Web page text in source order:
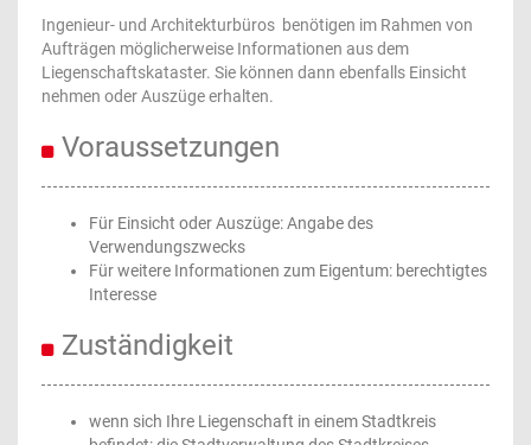
Ingenieur- und Architekturbüros benötigen im Rahmen von
Aufträgen möglicherweise Informationen aus dem
Liegenschaftskataster. Sie können dann ebenfalls Einsicht
nehmen oder Auszüge erhalten.
Voraussetzungen
Für Einsicht oder Auszüge: Angabe des
Verwendungszwecks
Für weitere Informationen zum Eigentum: berechtigtes
Interesse
Zuständigkeit
wenn sich Ihre Liegenschaft in einem Stadtkreis